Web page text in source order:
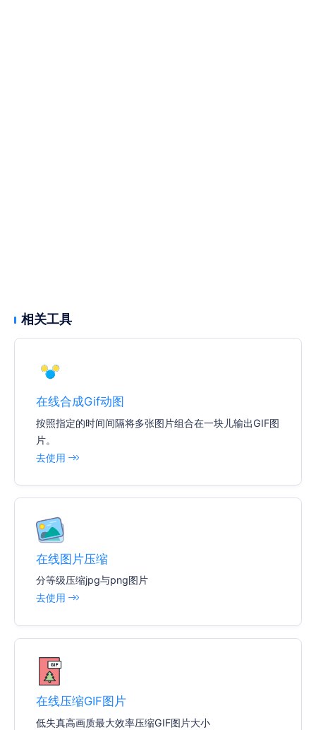
相关工具
在线合成Gif动图
按照指定的时间间隔将多张图片组合在一块儿输出GIF图
片。
去使用
在线图片压缩
分等级压缩jpg与png图片
去使用
在线压缩GIF图片
低失真高画质最大效率压缩GIF图片大小